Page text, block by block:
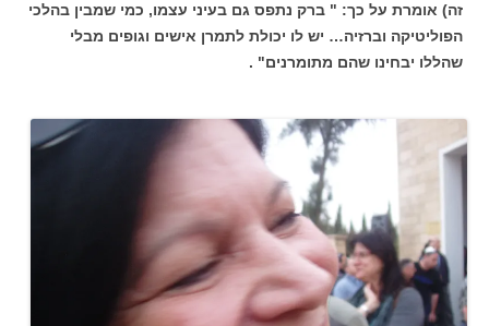
זה) אומרת על כך: " ברק נתפס גם בעיני עצמו, כמי שמבין בהלכי
הפוליטיקה וברזיה… יש לו יכולת לתמרן אישים וגופים מבלי
שהללו יבחינו שהם מתומרנים" .